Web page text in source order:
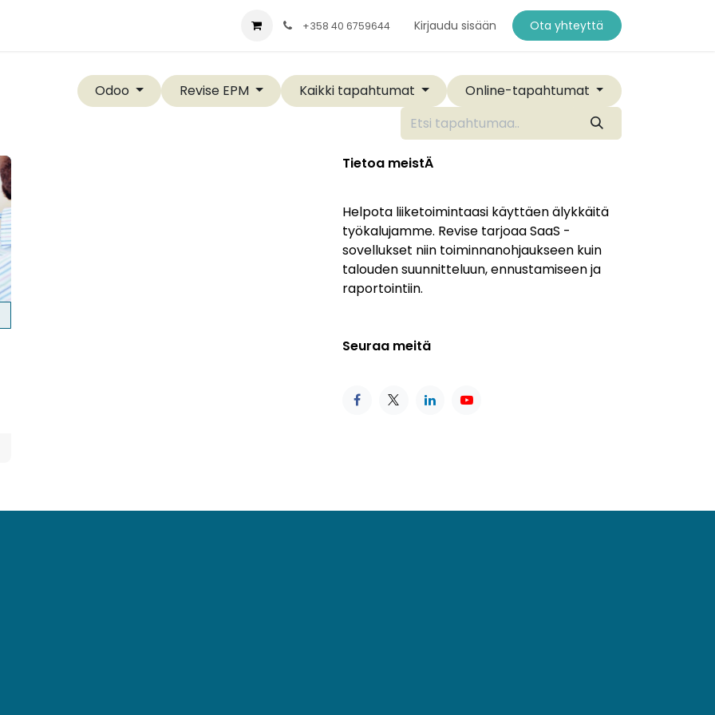
Blog +358 40 6759644 Kirjaudu sisään Ota yhteyttä
Odoo Revise EPM Kaikki tapahtumat Online-tapahtumat
Tietoa meistÄ
Helpota liiketoimintaasi käyttäen älykkäitä
työkalujamme. Revise tarjoaa SaaS -
sovellukset niin toiminnanohjaukseen kuin
talouden suunnitteluun, ennustamiseen ja
raportointiin.
Seuraa meitä